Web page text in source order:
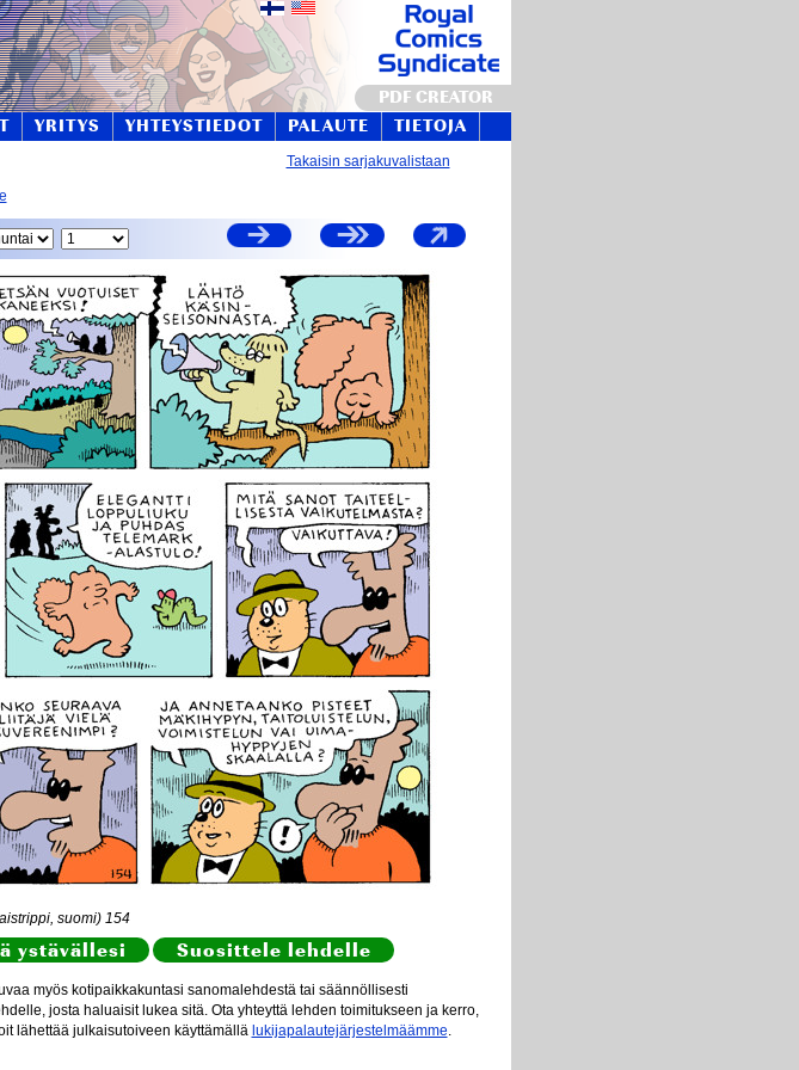
PDF CREATOR
YRITYS YHTEYSTIEDOT PALAUTE TIETOJA
Takaisin sarjakuvalistaan
suomi) 154
ystävällesi Suosittele lehdelle
myös kotipaikkakuntasi sanomalehdestä tai säännöllisesti
josta haluaisit lukea sitä. Ota yhteyttä lehden toimitukseen ja kerro,
lähettää julkaisutoiveen käyttämällä lukijapalautejärjestelmäämme.